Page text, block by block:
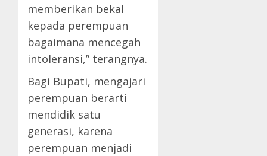
memberikan bekal
kepada perempuan
bagaimana mencegah
intoleransi,” terangnya.
Bagi Bupati, mengajari
perempuan berarti
mendidik satu
generasi, karena
perempuan menjadi